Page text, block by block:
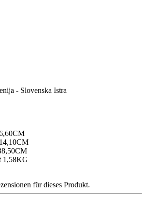
- Slovenska Istra
1,58KG
für dieses Produkt.